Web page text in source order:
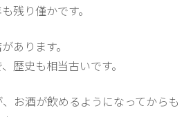
残り僅かです。
あります。
歴史も相当古いです。
お酒が飲めるようになってからも